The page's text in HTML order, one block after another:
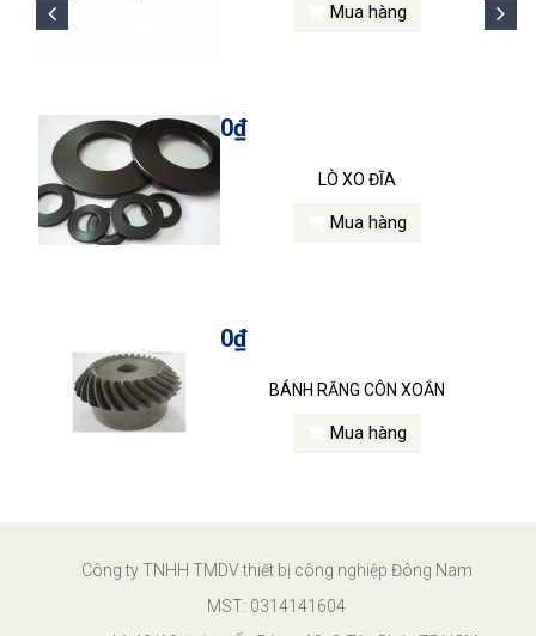
Mua hàng
0₫
LÒ XO ĐĨA
Mua hàng
0₫
BÁNH RĂNG CÔN XOẮN
Mua hàng
Công ty TNHH TMDV thiết bị công nghiệp Đông Nam
MST: 0314141604